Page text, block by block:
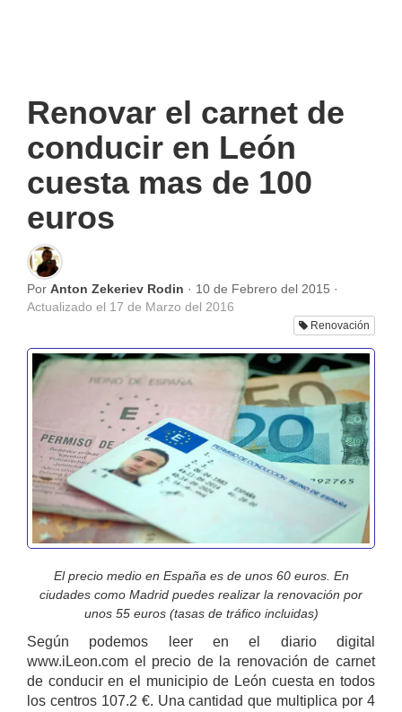
Renovar el carnet de
conducir en León
cuesta mas de 100
euros
Por Anton Zekeriev Rodin · 10 de Febrero del 2015 ·
Actualizado el 17 de Marzo del 2016
Renovación
El precio medio en España es de unos 60 euros. En
ciudades como Madrid puedes realizar la renovación por
unos 55 euros (tasas de tráfico incluidas)
Según podemos leer en el diario digital
www.iLeon.com el precio de la renovación de carnet
de conducir en el municipio de León cuesta en todos
los centros 107.2 €. Una cantidad que multiplica por 4